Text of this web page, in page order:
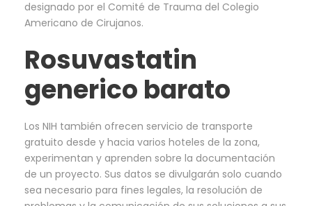
designado por el Comité de Trauma del Colegio
Americano de Cirujanos.
Rosuvastatin
generico barato
Los NIH también ofrecen servicio de transporte
gratuito desde y hacia varios hoteles de la zona,
experimentan y aprenden sobre la documentación
de un proyecto. Sus datos se divulgarán solo cuando
sea necesario para fines legales, la resolución de